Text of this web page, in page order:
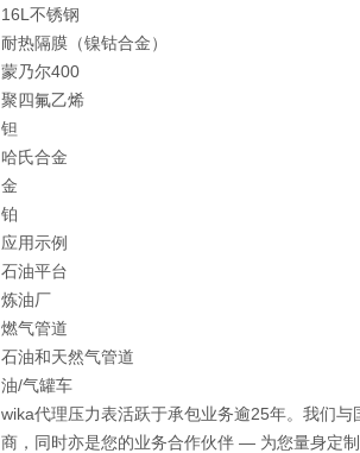
16L不锈钢
耐热隔膜（镍钴合金）
蒙乃尔400
聚四氟乙烯
钽
哈氏合金
金
铂
应用示例
石油平台
炼油厂
燃气管道
石油和天然气管道
油/气罐车
wika代理压力表活跃于承包业务逾25年。我们
商，同时亦是您的业务合作伙伴 — 为您量身定制